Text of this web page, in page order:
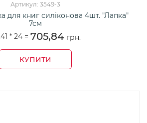
Артикул: 3549-3
для книг силіконова 4шт. "Лапка"
7см
* 24= 705,84 грн.
КУПИТИ